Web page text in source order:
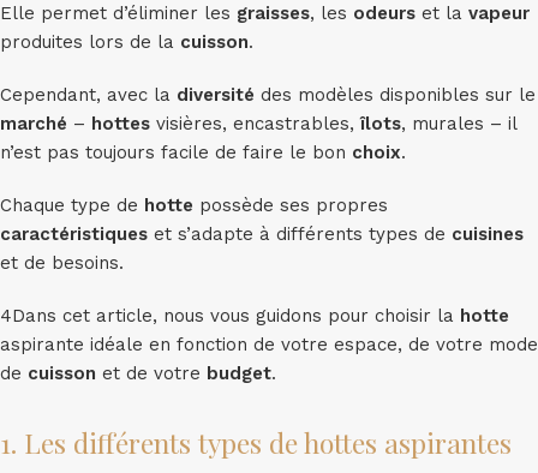
Elle permet d’éliminer les graisses, les odeurs et la vapeur
produites lors de la cuisson.
Cependant, avec la diversité des modèles disponibles sur le
marché – hottes visières, encastrables,îlots, murales – il
n’est pas toujours facile de faire le bon choix.
Chaque type de hotte possède ses propres
caractéristiques et s’adapte à différents types de cuisines
et de besoins.
4Dans cet article, nous vous guidons pour choisir la hotte
aspirante idéale en fonction de votre espace, de votre mode
de cuisson et de votre budget.
1. Les différents types de hottes aspirantes